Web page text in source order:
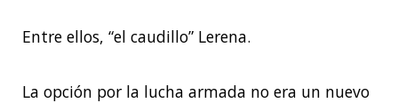
Entre ellos, “el caudillo” Lerena.
La opción por la lucha armada no era un nuevo